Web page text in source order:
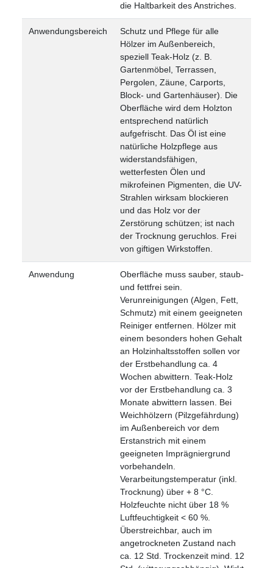
die Haltbarkeit des Anstriches.
Anwendungsbereich
Schutz und Pflege für alle
Hölzer im Außenbereich,
speziell Teak-Holz (z. B.
Gartenmöbel, Terrassen,
Pergolen, Zäune, Carports,
Block- und Gartenhäuser). Die
Oberfläche wird dem Holzton
entsprechend natürlich
aufgefrischt. Das Öl ist eine
natürliche Holzpflege aus
widerstandsfähigen,
wetterfesten Ölen und
mikrofeinen Pigmenten, die UV-
Strahlen wirksam blockieren
und das Holz vor der
Zerstörung schützen; ist nach
der Trocknung geruchlos. Frei
von giftigen Wirkstoffen.
Anwendung
Oberfläche muss sauber, staub-
und fettfrei sein.
Verunreinigungen (Algen, Fett,
Schmutz) mit einem geeigneten
Reiniger entfernen. Hölzer mit
einem besonders hohen Gehalt
an Holzinhaltsstoffen sollen vor
der Erstbehandlung ca. 4
Wochen abwittern. Teak-Holz
vor der Erstbehandlung ca. 3
Monate abwittern lassen. Bei
Weichhölzern (Pilzgefährdung)
im Außenbereich vor dem
Erstanstrich mit einem
geeigneten Imprägniergrund
vorbehandeln.
Verarbeitungstemperatur (inkl.
Trocknung) über + 8 °C.
Holzfeuchte nicht über 18 %
Luftfeuchtigkeit < 60 %.
Überstreichbar, auch im
angetrockneten Zustand nach
ca. 12 Std. Trockenzeit mind. 12